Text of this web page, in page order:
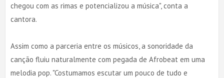
chegou com as rimas e potencializou a música", conta a
cantora.
Assim como a parceria entre os músicos, a sonoridade da
canção fluiu naturalmente com pegada de Afrobeat em uma
melodia pop. "Costumamos escutar um pouco de tudo e